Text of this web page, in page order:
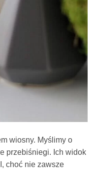
wiosny. Myślimy o
przebiśniegi. Ich widok
choć nie zawsze